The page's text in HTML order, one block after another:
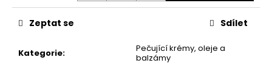
cena:
Kategorie:
Pečující krémy, oleje a
balzámy
Zeptat se Sdílet
o